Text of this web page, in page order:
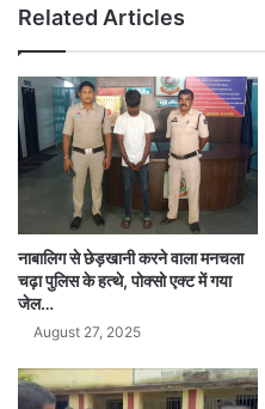
Related Articles
नाबालिग से छेड़खानी करने वाला मनचला
चढ़ा पुलिस के हत्थे, पोक्सो एक्ट में गया
जेल…
August 27, 2025